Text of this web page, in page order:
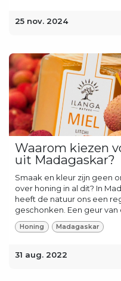
25 nov. 2024
Waarom kiezen
uit Madagaskar?
Smaak en kleur zijn geen
over honing in al dit? In
heeft de natuur ons een
geschonken. Een geur van
Honing Madagaskar
31 aug. 2022